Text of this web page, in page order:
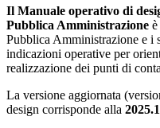
Il Manuale operativo di
Pubblica Amministrazione
Pubblica Amministrazione e i
indicazioni operative per
realizzazione dei punti di
La versione aggiornata
design corrisponde alla 2025.1